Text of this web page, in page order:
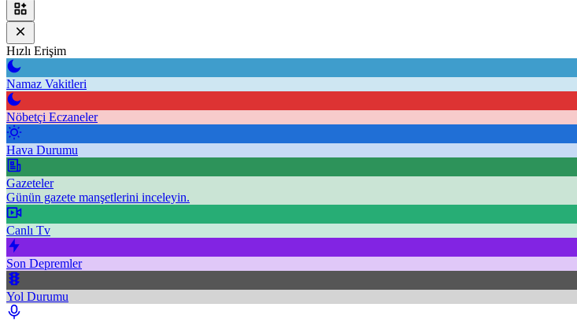
Hızlı Erişim
Namaz Vakitleri
Nöbetçi Eczaneler
Hava Durumu
Gazeteler
Günün gazete manşetlerini inceleyin.
Canlı Tv
Son Depremler
Yol Durumu